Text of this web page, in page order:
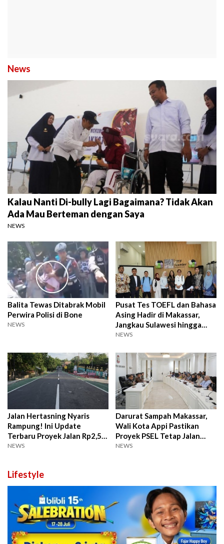
News
Kalau Nanti Di-bully Lagi Bagaimana? Tidak Akan
Ada Mau Berteman dengan Saya
NEWS
Balita Tewas Ditabrak Mobil
Perwira Polisi di Bone
NEWS
Pusat Tes TOEFL dan Bahasa
Asing Hadir di Makassar,
Jangkau Sulawesi hingga
Papua
NEWS
Jalan Hertasning Nyaris
Rampung! Ini Update
Terbaru Proyek Jalan Rp2,5
Triliun di Sulsel
NEWS
Darurat Sampah Makassar,
Wali Kota Appi Pastikan
Proyek PSEL Tetap Jalan
Meski Ada Penolakan
NEWS
Lifestyle